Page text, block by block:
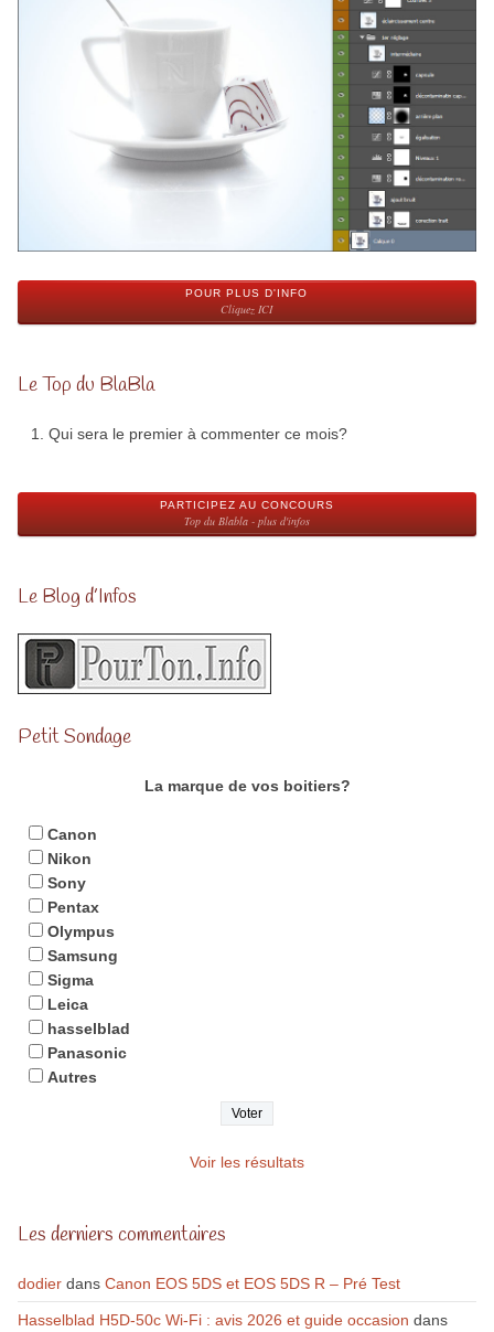
POUR PLUS D'INFO
Cliquez ICI
Le Top du BlaBla
Qui sera le premier à commenter ce mois?
PARTICIPEZ AU CONCOURS
Top du Blabla - plus d'infos
Le Blog d’Infos
Petit Sondage
La marque de vos boitiers?
Canon
Nikon
Sony
Pentax
Olympus
Samsung
Sigma
Leica
hasselblad
Panasonic
Autres
Voir les résultats
Les derniers commentaires
dodierdans Canon EOS 5DS et EOS 5DS R – Pré Test
Hasselblad H5D-50c Wi-Fi : avis 2026 et guide occasion dans